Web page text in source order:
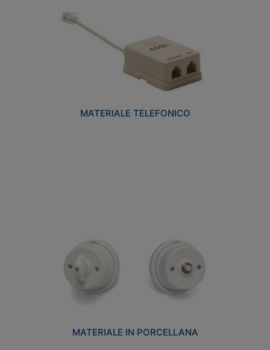
MATERIALE TELEFONICO
MATERIALE IN PORCELLANA